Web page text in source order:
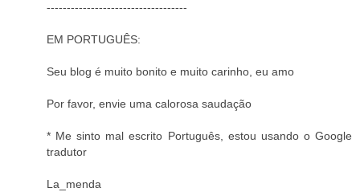
-----------------------------------
EM PORTUGUÊS:
Seu blog é muito bonito e muito carinho, eu amo
Por favor, envie uma calorosa saudação
* Me sinto mal escrito Português, estou usando o Google
tradutor
La_menda